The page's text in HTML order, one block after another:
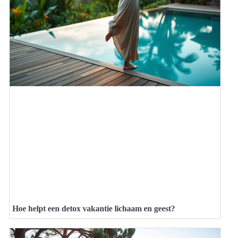
Hoe helpt een detox vakantie lichaam en geest?